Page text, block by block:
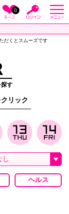
0
だくとスムーズです
す
リック
ヘルス